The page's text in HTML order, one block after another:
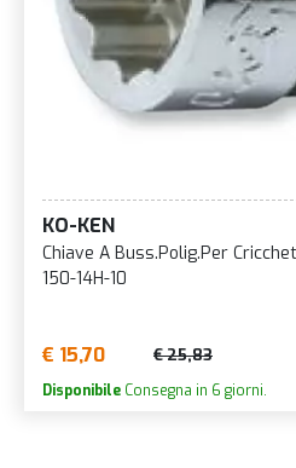
KO-KEN
Chiave A Buss.Polig.Per
150-14H-10
€ 15,70 € 25,83
Disponibile Consegna in 6 giorni.